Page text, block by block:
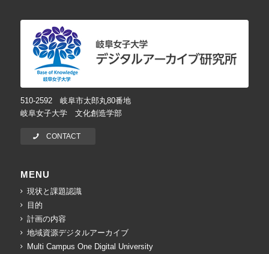
510-2592 岐阜市太郎丸80番地
岐阜女子大学 文化創造学部
CONTACT
MENU
現状と課題認識
目的
計画の内容
地域資源デジタルアーカイブ
Multi Campus One Digital University